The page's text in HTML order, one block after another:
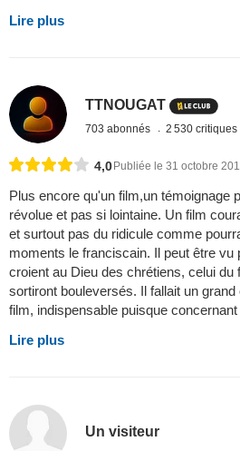
Lire plus
TTNOUGAT
703 abonnés 2 530 critiques
4,0Publiée le 31 octobre
Plus encore qu'un film,un témoignage
révolue et pas si lointaine. Un film
et surtout pas du ridicule comme
moments le franciscain. Il peut être vu
croient au Dieu des chrétiens, celui du
sortiront bouleversés. Il fallait un
film, indispensable puisque
Lire plus
Un visiteur